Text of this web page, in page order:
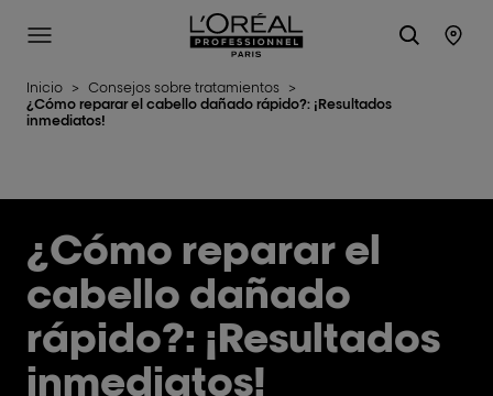
L'Oréal Professionnel Paris
Site Menu
Inicio > Consejos sobre tratamientos >
¿Cómo reparar el cabello dañado rápido?: ¡Resultados
inmediatos!
¿Cómo reparar el
cabello dañado
rápido?: ¡Resultados
inmediatos!